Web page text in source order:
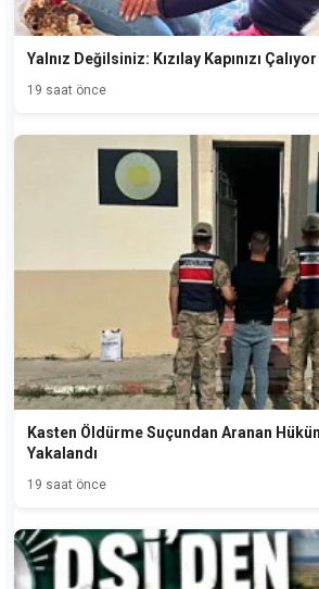
Yalnız Değilsiniz: Kızılay Kapınızı Çalıyor
19 saat önce
Kasten Öldürme Suçundan Aranan
Yakalandı
19 saat önce